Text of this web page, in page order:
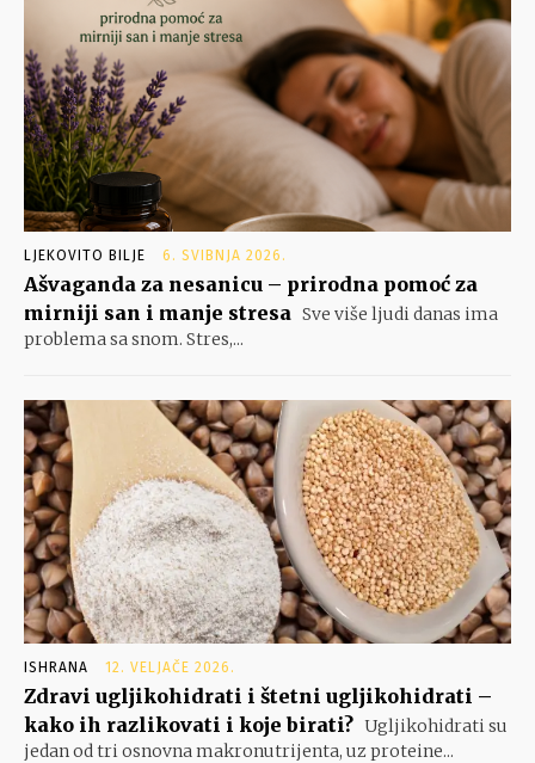
LJEKOVITO BILJE 6. SVIBNJA 2026.
Ašvaganda za nesanicu – prirodna pomoć za
mirniji san i manje stresa Sve više ljudi danas ima
problema sa snom. Stres,...
ISHRANA 12. VELJAČE 2026.
Zdravi ugljikohidrati i štetni ugljikohidrati –
kako ih razlikovati i koje birati? Ugljikohidrati su
jedan od tri osnovna makronutrijenta, uz proteine...